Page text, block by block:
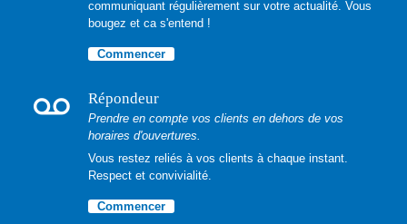
communiquant régulièrement sur votre actualité. Vous
bougez et ca s'entend !
Commencer
voicemail Répondeur
Prendre en compte vos clients en dehors de vos
horaires d'ouvertures.
Vous restez reliés à vos clients à chaque instant.
Respect et convivialité.
Commencer